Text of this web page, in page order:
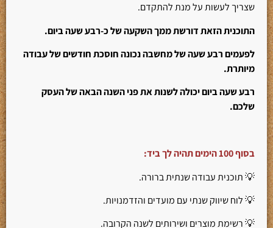
שצריך לעשות על מנת להתקדם.
התוכנית הזאת דורשת ממך השקעה של כ-רבע שעה ביום.
לפעמים רבע שעה של מחשבה נכונה חוסכת חודשים של עבודה
מיותרת.
רבע שעה ביום יכולה לשנות את פני השנה הבאה של העסק
שלכם.
בסוף 100 הימים תהיה לך ביד:
💡 תוכנית עבודה שנתית ברורה.
💡 לוח שיווק שנתי עם מועדים והזדמנויות.
💡 רשימת מוצרים ושירותים לשנה הקרובה.